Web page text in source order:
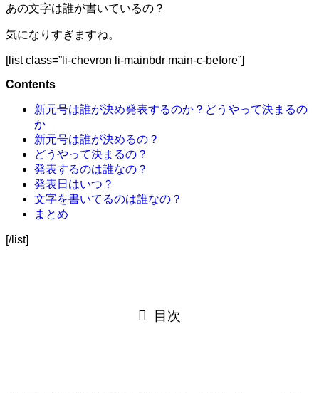
あの文字は誰が書いているの？
気になりすぎますね。
[list class=”li-chevron li-mainbdr main-c-before”]
Contents
新元号は誰が決め発表するのか？どうやって決まるの
か
新元号は誰が決めるの？
どうやって決まるの？
発表するのは誰なの？
発表日はいつ？
文字を書いてるのは誰なの？
まとめ
[/list]
目次